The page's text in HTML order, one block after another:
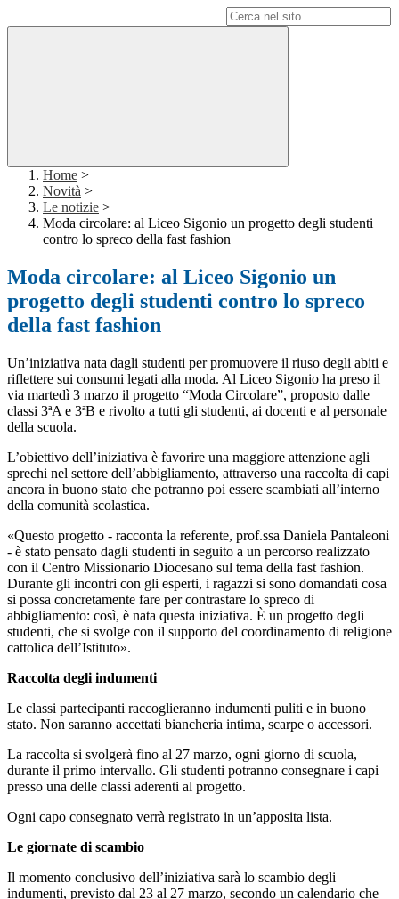
Home >
Novità >
Le notizie >
Moda circolare: al Liceo Sigonio un progetto degli studenti
contro lo spreco della fast fashion
Moda circolare: al Liceo Sigonio un
progetto degli studenti contro lo spreco
della fast fashion
Un’iniziativa nata dagli studenti per promuovere il riuso degli abiti e
riflettere sui consumi legati alla moda. Al Liceo Sigonio ha preso il
via martedì 3 marzo il progetto “Moda Circolare”, proposto dalle
classi 3ªA e 3ªB e rivolto a tutti gli studenti, ai docenti e al personale
della scuola.
L’obiettivo dell’iniziativa è favorire una maggiore attenzione agli
sprechi nel settore dell’abbigliamento, attraverso una raccolta di capi
ancora in buono stato che potranno poi essere scambiati all’interno
della comunità scolastica.
«Questo progetto - racconta la referente, prof.ssa Daniela Pantaleoni
- è stato pensato dagli studenti in seguito a un percorso realizzato
con il Centro Missionario Diocesano sul tema della fast fashion.
Durante gli incontri con gli esperti, i ragazzi si sono domandati cosa
si possa concretamente fare per contrastare lo spreco di
abbigliamento: così, è nata questa iniziativa. È un progetto degli
studenti, che si svolge con il supporto del coordinamento di religione
cattolica dell’Istituto».
Raccolta degli indumenti
Le classi partecipanti raccoglieranno indumenti puliti e in buono
stato. Non saranno accettati biancheria intima, scarpe o accessori.
La raccolta si svolgerà fino al 27 marzo, ogni giorno di scuola,
durante il primo intervallo. Gli studenti potranno consegnare i capi
presso una delle classi aderenti al progetto.
Ogni capo consegnato verrà registrato in un’apposita lista.
Le giornate di scambio
Il momento conclusivo dell’iniziativa sarà lo scambio degli
indumenti, previsto dal 23 al 27 marzo, secondo un calendario che